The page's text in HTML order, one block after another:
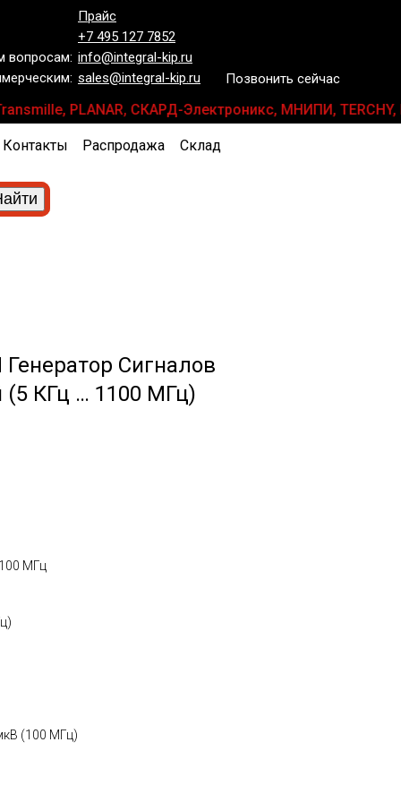
Прайс
+7 495 127 7852
info@integral-kip.ru
sales@integral-kip.ru
вопросам:
Позвонить сейчас
PLANAR, СКАРД-Электроникс, МНИПИ, TERCHY,
Контакты Распродажа Склад
Сигналов
(5 КГц … 1100 МГц)
МГц
(100 МГц)